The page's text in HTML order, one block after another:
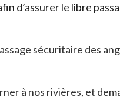
d’assurer le libre
sécuritaire des
à nos rivières, et